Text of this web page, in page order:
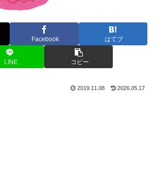
Facebook はてブ
LINE コピー
2019.11.08 2026.05.17